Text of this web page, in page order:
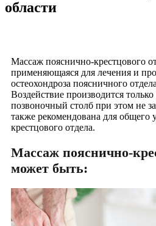
области
Массаж пояснично-крестцового
применяющаяся для лечения и
остеохондроза поясничного
Воздействие производится
позвоночный столб при этом не
также рекомендована для общего
крестцового отдела.
Массаж пояснично-
может быть: